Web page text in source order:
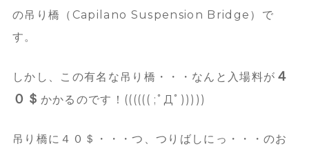
の吊り橋（Capilano Suspension Bridge）で
す。
しかし、この有名な吊り橋・・・なんと入場料が ４
０＄ かかるのです！(((((( ;ﾟДﾟ)))))
吊り橋に４０＄・・・つ、つりばしにっ・・・のお